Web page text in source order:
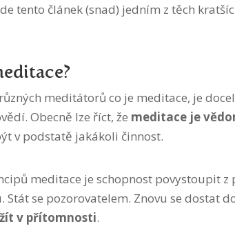
tento článek (snad) jedním z těch
meditátorů co je meditace, je
Obecně lze říct, že meditace je
v podstatě jakákoli činnost.
meditace je schopnost povystoupit z
Stát se pozorovatelem. Znovu se dostat
žít v přítomnosti.